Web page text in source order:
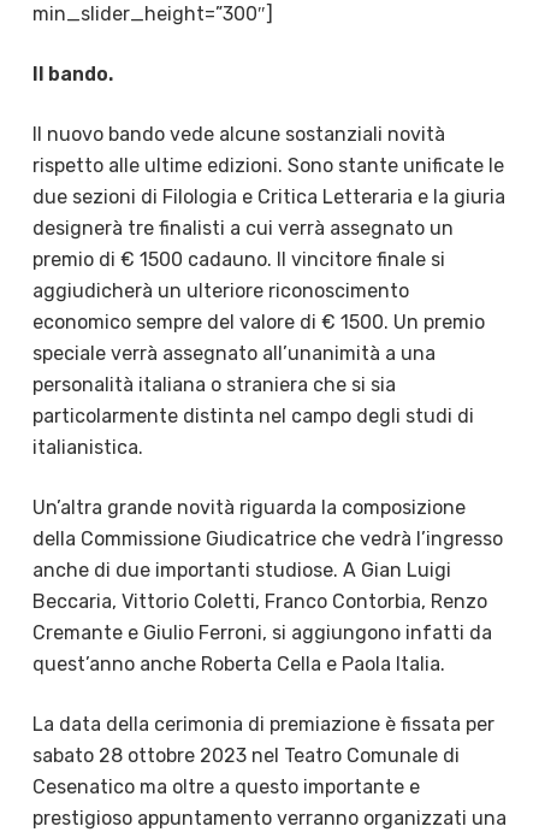
min_slider_height=”300″]
Il bando.
Il nuovo bando vede alcune sostanziali novità
rispetto alle ultime edizioni. Sono stante unificate le
due sezioni di Filologia e Critica Letteraria e la giuria
designerà tre finalisti a cui verrà assegnato un
premio di € 1500 cadauno. Il vincitore finale si
aggiudicherà un ulteriore riconoscimento
economico sempre del valore di € 1500. Un premio
speciale verrà assegnato all’unanimità a una
personalità italiana o straniera che si sia
particolarmente distinta nel campo degli studi di
italianistica.
Un’altra grande novità riguarda la composizione
della Commissione Giudicatrice che vedrà l’ingresso
anche di due importanti studiose. A Gian Luigi
Beccaria, Vittorio Coletti, Franco Contorbia, Renzo
Cremante e Giulio Ferroni, si aggiungono infatti da
quest’anno anche Roberta Cella e Paola Italia.
La data della cerimonia di premiazione è fissata per
sabato 28 ottobre 2023 nel Teatro Comunale di
Cesenatico ma oltre a questo importante e
prestigioso appuntamento verranno organizzati una